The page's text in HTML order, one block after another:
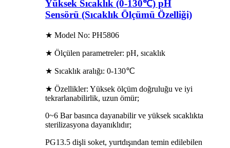
Yüksek Sıcaklık (0-130℃) pH
Sensörü (Sıcaklık Ölçümü Özelliği)
★ Model No: PH5806
★ Ölçülen parametreler: pH, sıcaklık
★ Sıcaklık aralığı: 0-130℃
★ Özellikler: Yüksek ölçüm doğruluğu ve iyi
tekrarlanabilirlik, uzun ömür;
0~6 Bar basınca dayanabilir ve yüksek sıcaklıkta
sterilizasyona dayanıklıdır;
PG13.5 dişli soket, yurtdışından temin edilebilen